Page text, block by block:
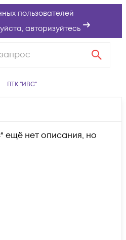
пользователей
авторизуйтесь
ПТК "ИВС"
ещё нет описания, но